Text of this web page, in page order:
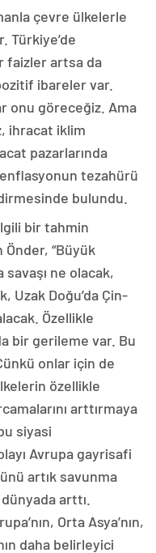
çevre ülkelerle
Türkiye’de
faizler artsa da
ibareler var.
onu göreceğiz. Ama
ihracat iklim
pazarlarında
tezahürü
bulundu.
bir tahmin
“Büyük
ne olacak,
Uzak Doğu’da Çin-
Özellikle
bir gerileme var. Bu
onlar için de
özellikle
arttırmaya
siyasi
Avrupa gayrisafi
artık savunma
arttı.
Orta Asya’nın,
daha belirleyici